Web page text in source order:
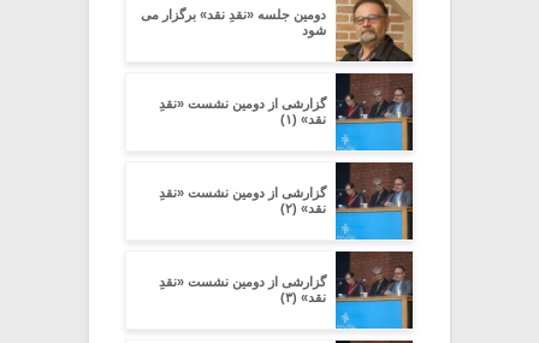
دومین جلسه «نقدِ نقد» برگزار می
شود
گزارشی از دومین نشست «نقدِ
نقد» (۱)
گزارشی از دومین نشست «نقدِ
نقد» (۲)
گزارشی از دومین نشست «نقدِ
نقد» (۳)